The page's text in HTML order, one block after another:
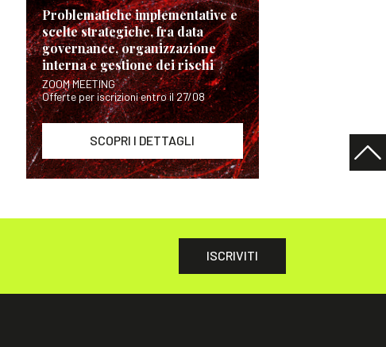
Problematiche implementative e
scelte strategiche, fra data
governance, organizzazione
interna e gestione dei rischi
ZOOM MEETING
Offerte per iscrizioni entro il 27/08
SCOPRI I DETTAGLI
ISCRIVITI